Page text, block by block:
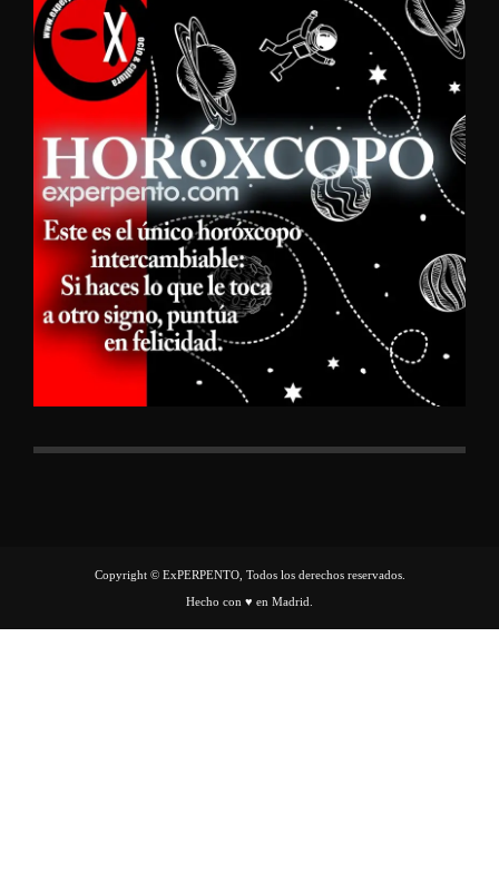
Copyright © ExPERPENTO, Todos los derechos reservados.
Hecho con ♥ en Madrid.